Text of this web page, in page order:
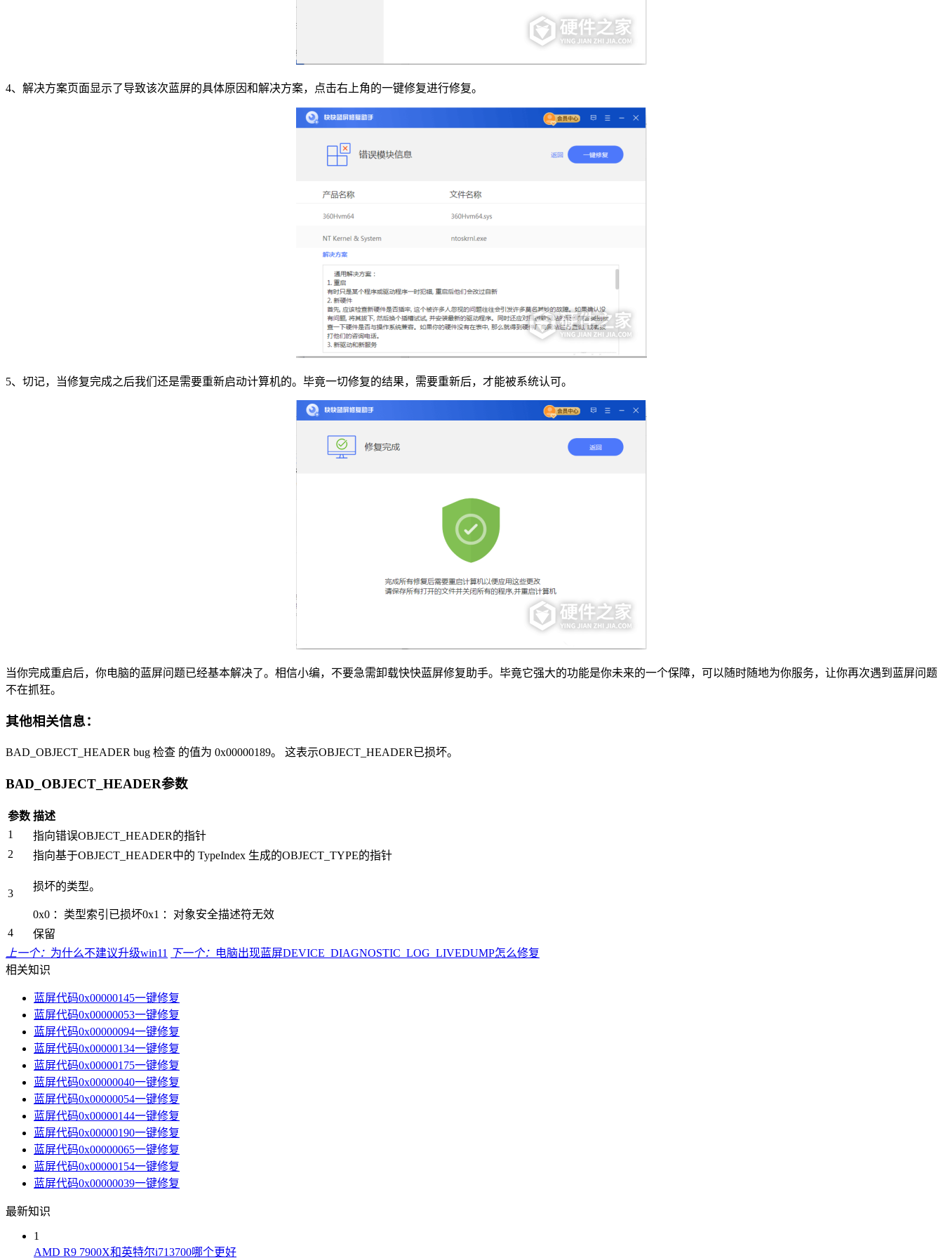
4、解决方案页面显示了导致该次蓝屏的具体原因和解决方案，点击右上角的一键修复进行修复。
5、切记，当修复完成之后我们还是需要重新启动计算机的。毕竟一切修复的结果，需要重新后，才能被系统认可。
当你完成重启后，你电脑的蓝屏问题已经基本解决了。相信小编，不要急需卸载快快蓝屏修复助手。毕竟它强大的功能是你未来的一个保障，可以随时随地为你服务，让你再次遇到蓝屏问题
不在抓狂。
其他相关信息：
BAD_OBJECT_HEADER bug 检查 的值为 0x00000189。 这表示OBJECT_HEADER已损坏。
BAD_OBJECT_HEADER参数
参数 描述
1
指向错误OBJECT_HEADER的指针
2
指向基于OBJECT_HEADER中的 TypeIndex 生成的OBJECT_TYPE的指针
3
损坏的类型。
0x0 ：类型索引已损坏0x1 ：对象安全描述符无效
4
保留
上一个： 为什么不建议升级win11 下一个： 电脑出现蓝屏DEVICE_DIAGNOSTIC_LOG_LIVEDUMP怎么修复
相关知识
蓝屏代码0x00000145一键修复
蓝屏代码0x00000053一键修复
蓝屏代码0x00000094一键修复
蓝屏代码0x00000134一键修复
蓝屏代码0x00000175一键修复
蓝屏代码0x00000040一键修复
蓝屏代码0x00000054一键修复
蓝屏代码0x00000144一键修复
蓝屏代码0x00000190一键修复
蓝屏代码0x00000065一键修复
蓝屏代码0x00000154一键修复
蓝屏代码0x00000039一键修复
最新知识
1
AMD R9 7900X和英特尔i713700哪个更好